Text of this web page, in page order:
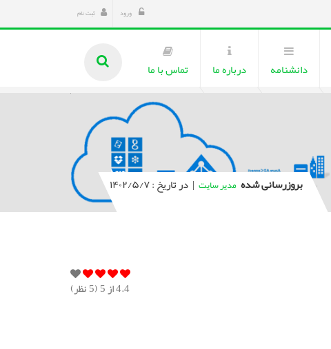
ورود ثبت نام
دانشنامه درباره ما تماس با ما
بروزرسانی شده مدیر سایت | در تاریخ : ۱۴۰۲/۵/۷
4.4از 5 ( 5نظر)